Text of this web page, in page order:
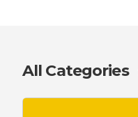
All Categories